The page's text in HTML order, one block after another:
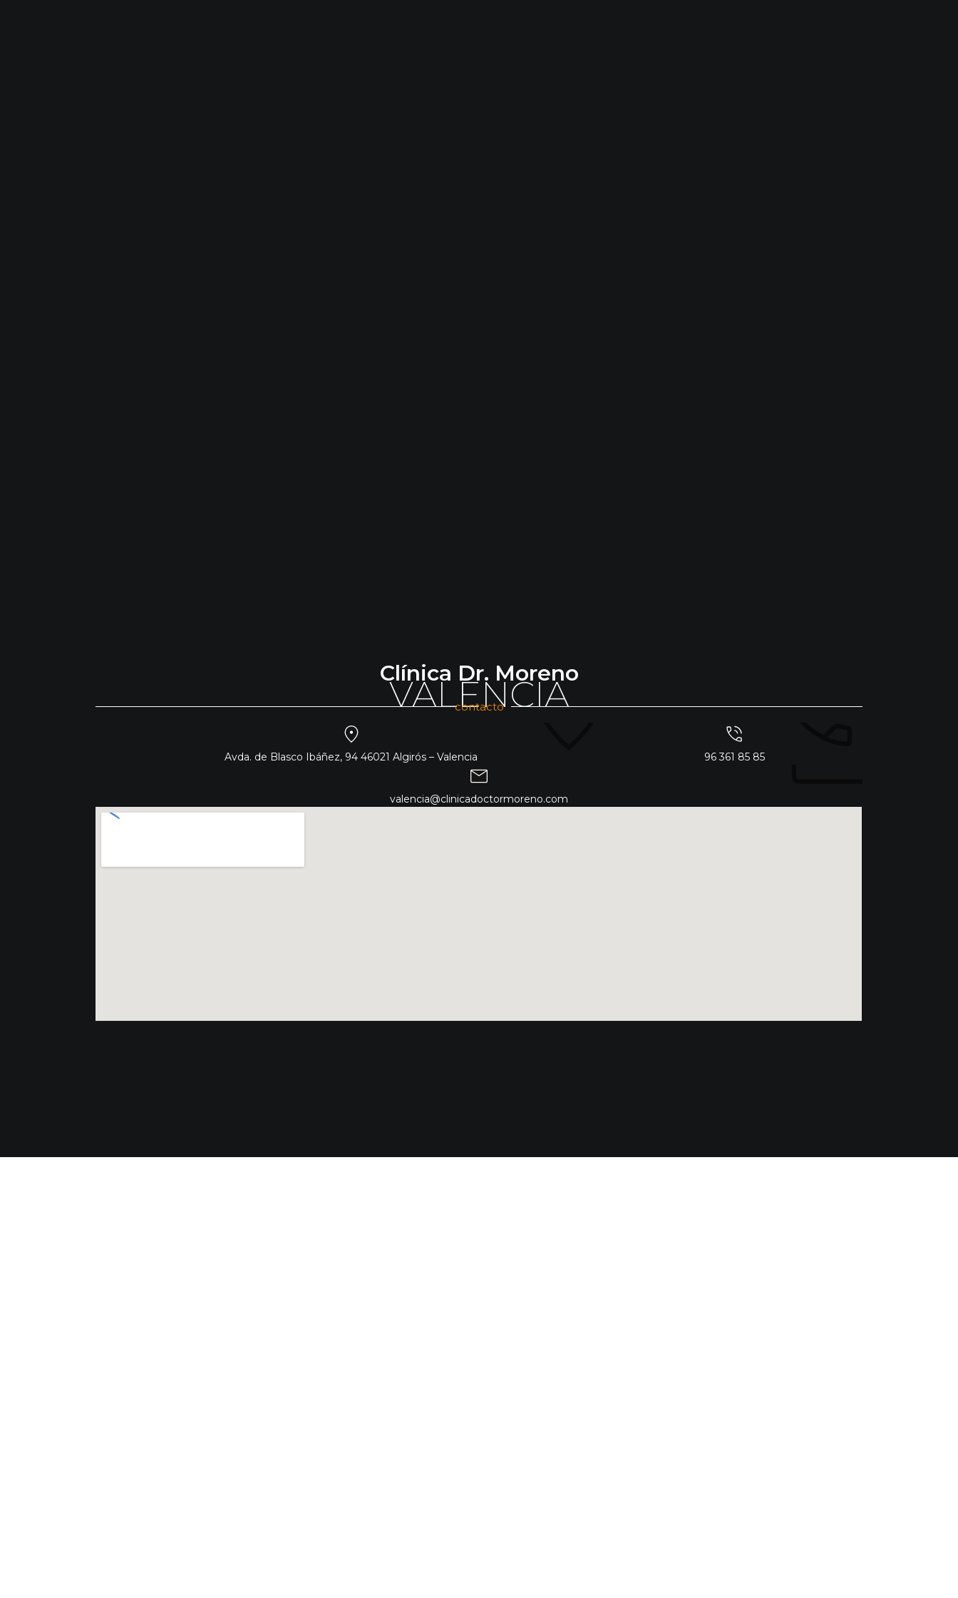
Clínica Dr. Moreno
VALENCIA
contacto
Avda. de Blasco Ibáñez, 94 46021 Algirós – Valencia 96 361 85 85
valencia@clinicadoctormoreno.com